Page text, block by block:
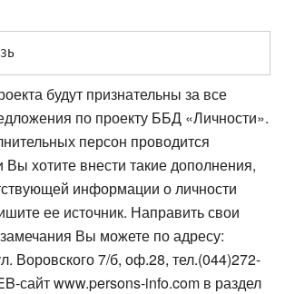
будут признательны за все
по проекту ББД «Личности».
персон проводится
Вы хотите внести такие дополнения,
информации о личности
ее источник. Направить свои
Вы можете по адресу:
Воровского 7/б, оф.28, тел.(044)272-
сайт www.persons-info.com в раздел